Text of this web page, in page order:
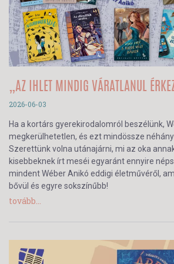
„AZ IHLET MINDIG VÁRATLANUL
2026-06-03
Ha a kortárs gyerekirodalomról beszélünk,
megkerülhetetlen, és ezt mindössze néhány
Szerettünk volna utánajárni, mi az oka
kisebbeknek írt meséi egyaránt ennyire
mindent Wéber Anikó eddigi életművéről,
bővül és egyre sokszínűbb!
tovább...